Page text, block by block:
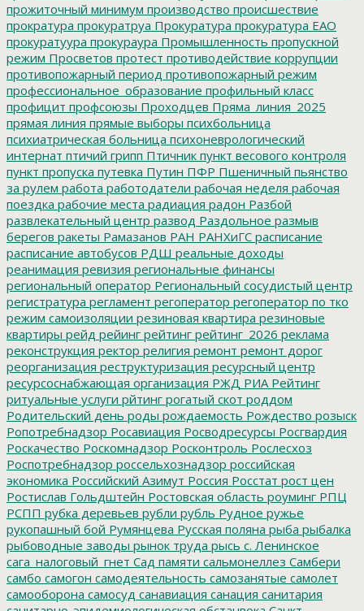
прожиточный минимум производство происшествие
прократура прокуратруа Прокуратура прокуратура ЕАО
прокуратуура прокураура Промышленность пропускной
режим Просветов протест противодействие коррупции
противопожарный период противопожарный режим
профессиональное_образование профильный класс
профицит профсоюзы Проходцев Пряма_линия_2025
прямая линия прямые выборы психбольница
психиатрическая больница психоневрологический
интернат птичий грипп Птичник пункт весового контроля
пункт пропуска путевка Путин ПФР Пшеничный пьянство
за рулем работа работодатели рабочая неделя рабочая
поездка рабочие места радиация радон Разбой
развлекательный центр развод Раздольное размыв
берегов ракеты Рамазанов РАН РАНХиГС расписание
расписание автобусов РДШ реальные доходы
реанимация ревизия региональные финансы
региональный оператор Региональный сосудистый центр
регистратура регламент регоператор регоператор по тко
режим самоизоляции резиновая квартира резиновые
квартиры рейд рейинг рейтинг рейтинг_2026 реклама
реконструкция ректор религия ремонт ремонт дорог
реорганизация реструктуризация ресурсный центр
ресурсоснабжающая организация РЖД РИА Рейтинг
ритуальные услуги рйтинг рогатый скот роддом
Родительский день роды рождаемость Рождество розыск
Ропотребнадзор Росавиация Росводресурсы Росгвардия
Роскачество Роскомнадзор Росконтроль Рослесхоз
Роспотребнадзор россельхознадзор российская
экономика Российский Азимут Россия Росстат рост цен
Ростислав Гольдштейн Ростовская область роуминг РПЦ
РСПП рубка деревьев рубли рубль Рудное ружье
рукопашный бой Румянцева Русская поляна рыба рыбалка
рыбоводные заводы рынок труда рысь с. Ленинское
сага_налоговый_гнет Сад памяти сальмонеллез Самбери
самбо самогон самодеятельность самозанятые самолет
самооборона самосуд санавиация санация санитария